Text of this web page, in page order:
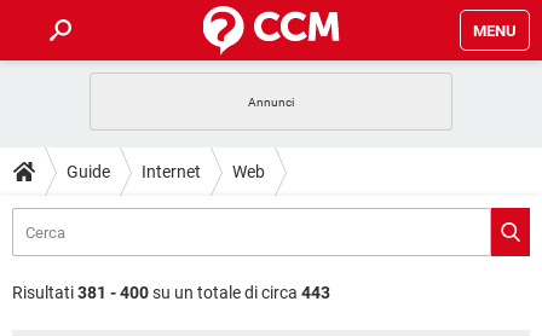
MENU
INTRATTENIMENTO
INSTAGRAM WHATSAPP
TIKTOK FACEBOOK
GUIDE
COVID-19
INTRATTENIMENTO
iOS
DOWNLOAD
COVID-19 GAMING
INTRATTENIMENTO ANDROID
Guide Internet Web
Risultati381 - 400su un totale di circa 443